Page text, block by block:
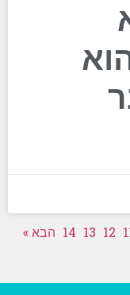
12
13
14 הבא »